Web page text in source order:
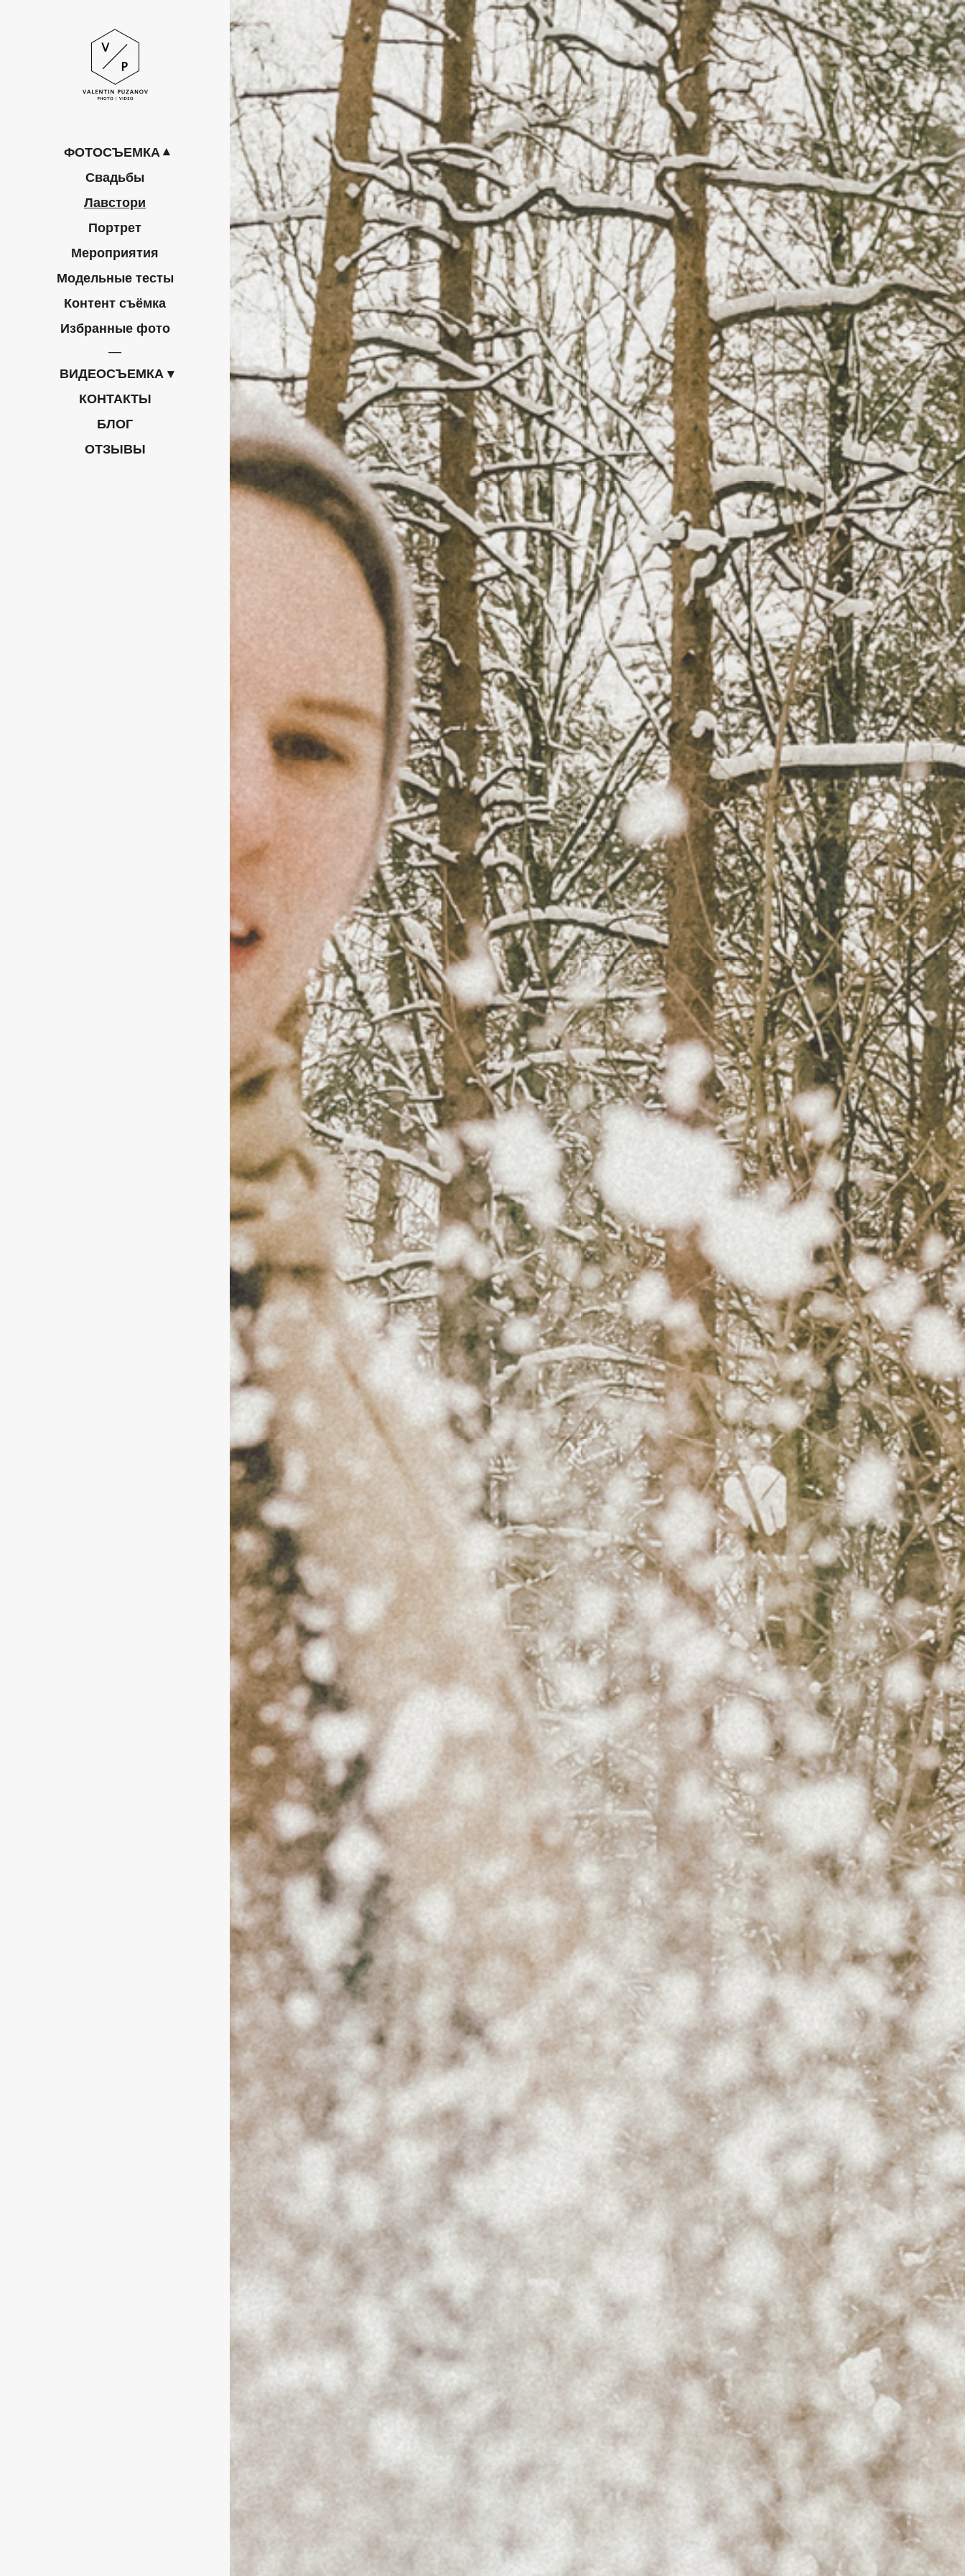
ФОТОСЪЕМКА
Свадьбы
Лавстори
Портрет
Мероприятия
Модельные тесты
Контент съёмка
Избранные фото
ВИДЕОСЪЕМКА
КОНТАКТЫ
БЛОГ
ОТЗЫВЫ